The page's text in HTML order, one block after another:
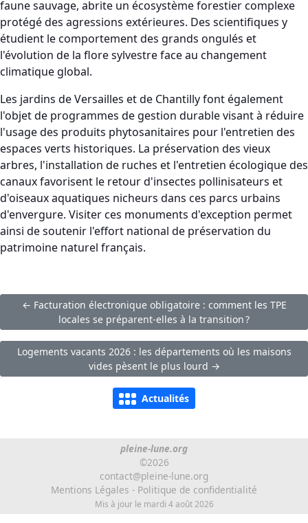
faune sauvage, abrite un écosystème forestier complexe
protégé des agressions extérieures. Des scientifiques y
étudient le comportement des grands ongulés et
l'évolution de la flore sylvestre face au changement
climatique global.
Les jardins de Versailles et de Chantilly font également
l'objet de programmes de gestion durable visant à réduire
l'usage des produits phytosanitaires pour l'entretien des
espaces verts historiques. La préservation des vieux
arbres, l'installation de ruches et l'entretien écologique des
canaux favorisent le retour d'insectes pollinisateurs et
d'oiseaux aquatiques nicheurs dans ces parcs urbains
d'envergure. Visiter ces monuments d'exception permet
ainsi de soutenir l'effort national de préservation du
patrimoine naturel français.
← Facturation électronique obligatoire : comment les TPE
locales se préparent-elles à la transition ?
Actualités
Logements vacants 2026 : les départements où les maisons
vides pèsent le plus lourd →
pleine-lune.org
©2026
contact@pleine-lune.org
Mentions Légales - Politique de confidentialité
Mis à jour le mardi 4 août 2026